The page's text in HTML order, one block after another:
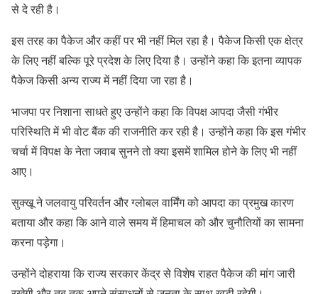
से दे रही है।
इस तरह का पैकेज और कहीं पर भी नहीं मिल रहा है। पैकेज किसी एक क्षेत्र
के लिए नहीं बल्कि पूरे प्रदेश के लिए दिया है। उन्होंने कहा कि इतना व्यापक
पैकेज किसी अन्य राज्य में नहीं दिया जा रहा है।
भाजपा पर निशाना साधते हुए उन्होंने कहा कि विपक्ष आपदा जैसी गंभीर
परिस्थिति में भी वोट बैंक की राजनीति कर रही है। उन्होंने कहा कि इस गंभीर
चर्चा में विपक्ष के नेता जवाब सुनने तो क्या इसमें शामिल होने के लिए भी नहीं
आए।
सुक्खू ने जलवायु परिवर्तन और ग्लोबल वार्मिंग को आपदा का प्रमुख कारण
बताया और कहा कि आने वाले समय में हिमाचल को और चुनौतियों का सामना
करना पड़ेगा।
उन्होंने दोहराया कि राज्य सरकार केंद्र से विशेष राहत पैकेज की मांग जारी